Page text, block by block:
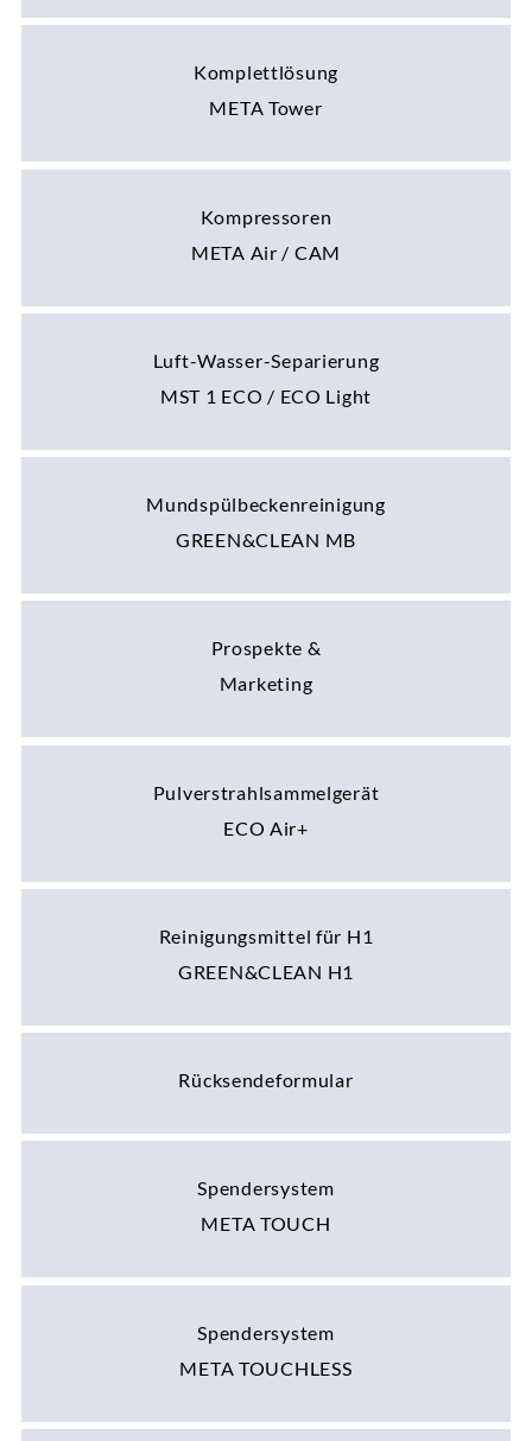
Komplettlösung
META Tower
Kompressoren
META Air / CAM
Luft-Wasser-Separierung
MST 1 ECO / ECO Light
Mundspülbeckenreinigung
GREEN&CLEAN MB
Prospekte &
Marketing
Pulverstrahlsammelgerät
ECO Air+
Reinigungsmittel für H1
GREEN&CLEAN H1
Rücksendeformular
Spendersystem
META TOUCH
Spendersystem
META TOUCHLESS